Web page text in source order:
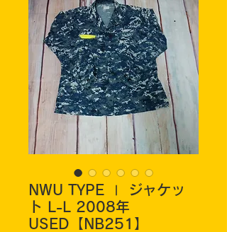
NWU TYPE Ⅰ ジャケッ
ト L-L 2008年
USED【NB251】